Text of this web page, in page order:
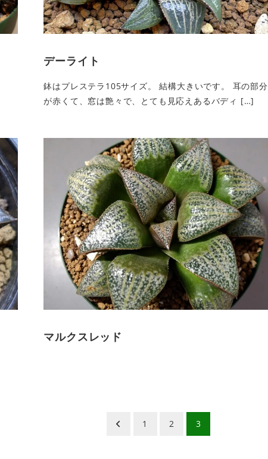
デーライト
鉢はプレステラ105サイズ。 結構大きいです。 耳の部分
が赤くて、窓は艶々で、とても見応えあるバディ […]
マルクスレッド
1 2 3